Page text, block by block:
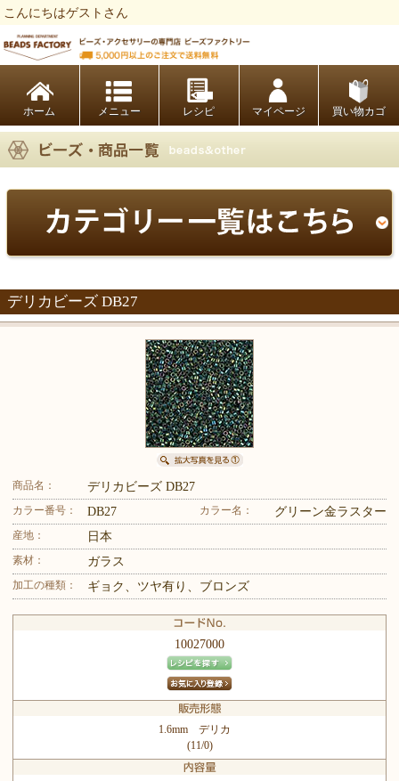
こんにちはゲストさん
ホーム レシピ マイページ 買い物カゴ
デリカビーズ DB27
商品名： デリカビーズ DB27
カラー番号： DB27 カラー名： グリーン金ラスター
産地： 日本
素材： ガラス
加工の種類： ギョク、ツヤ有り、ブロンズ
10027000
1.6mm デリカ
(11/0)